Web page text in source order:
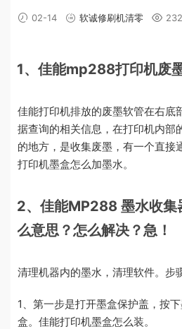
02-14 软诚修刷机清零 232
1、佳能mp288打印机废
佳能打印机排放的废墨软管在右底
据查询的相关信息，在打印机内部
的地方，是收集废墨，有一个直接
打印机墨盒怎么加墨水。
2、佳能MP288 墨水收集
么意思？怎么解决？急！
清理机器内的墨水，清理软件。步
1、第一步是打开墨盒保护盖，按
盒。佳能打印机墨盒怎么装。